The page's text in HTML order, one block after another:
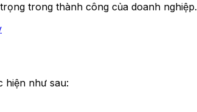
trong thành công của doanh nghiệp.
hiện như sau: